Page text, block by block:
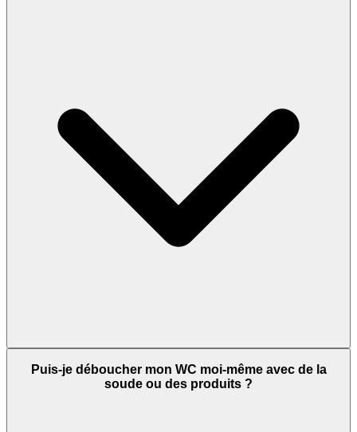
Puis-je déboucher mon WC moi-même avec de la
soude ou des produits ?